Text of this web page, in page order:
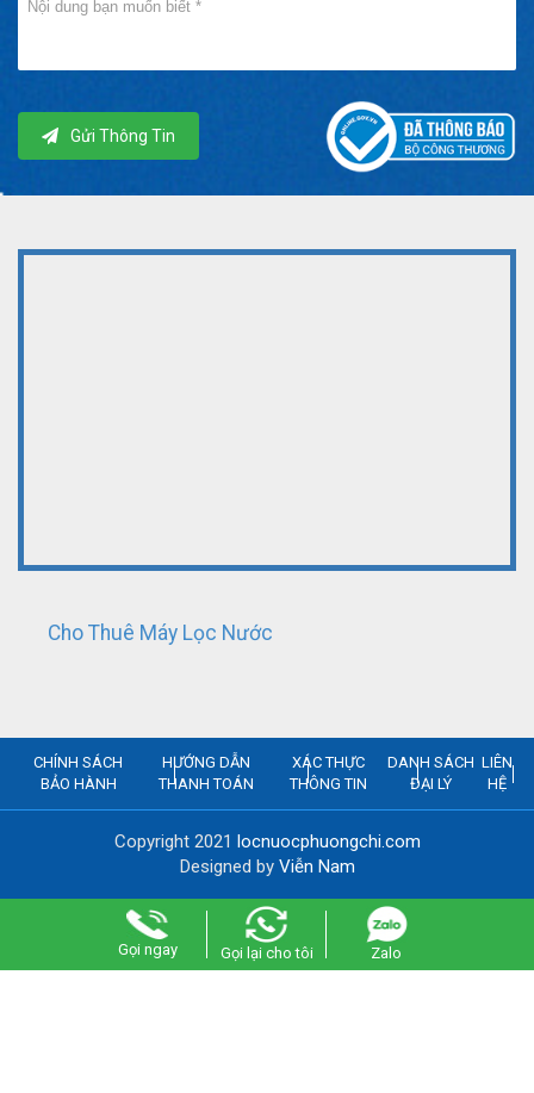
Gửi Thông Tin
Cho Thuê Máy Lọc Nước
CHÍNH SÁCH
BẢO HÀNH
HƯỚNG DẪN
THANH TOÁN
XÁC THỰC
THÔNG TIN
DANH SÁCH
ĐẠI LÝ
LIÊN
HỆ
Copyright 2021 locnuocphuongchi.com
Designed by Viễn Nam
Gọi ngay Gọi lại cho tôi Zalo